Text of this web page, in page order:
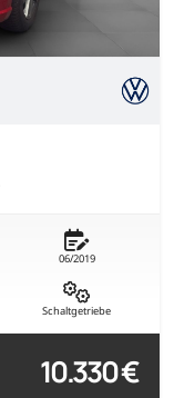
06/2019
Schaltgetriebe
10.330 €